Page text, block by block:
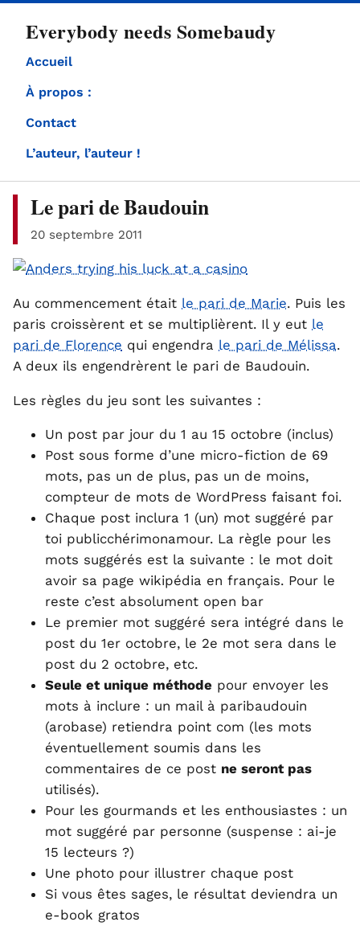
Everybody needs Somebaudy
Accueil
À propos :
Contact
L’auteur, l’auteur !
Le pari de Baudouin
20 septembre 2011
Au commencement était le pari de Marie. Puis les
paris croissèrent et se multiplièrent. Il y eut le
pari de Florence qui engendra le pari de Mélissa.
A deux ils engendrèrent le pari de Baudouin.
Les règles du jeu sont les suivantes :
Un post par jour du 1 au 15 octobre (inclus)
Post sous forme d’une micro-fiction de 69
mots, pas un de plus, pas un de moins,
compteur de mots de WordPress faisant foi.
Chaque post inclura 1 (un) mot suggéré par
toi publicchérimonamour. La règle pour les
mots suggérés est la suivante : le mot doit
avoir sa page wikipédia en français. Pour le
reste c’est absolument open bar
Le premier mot suggéré sera intégré dans le
post du 1er octobre, le 2e mot sera dans le
post du 2 octobre, etc.
Seule et unique méthode pour envoyer les
mots à inclure : un mail à paribaudouin
(arobase) retiendra point com (les mots
éventuellement soumis dans les
commentaires de ce post ne seront pas
utilisés).
Pour les gourmands et les enthousiastes : un
mot suggéré par personne (suspense : ai-je
15 lecteurs ?)
Une photo pour illustrer chaque post
Si vous êtes sages, le résultat deviendra un
e-book gratos